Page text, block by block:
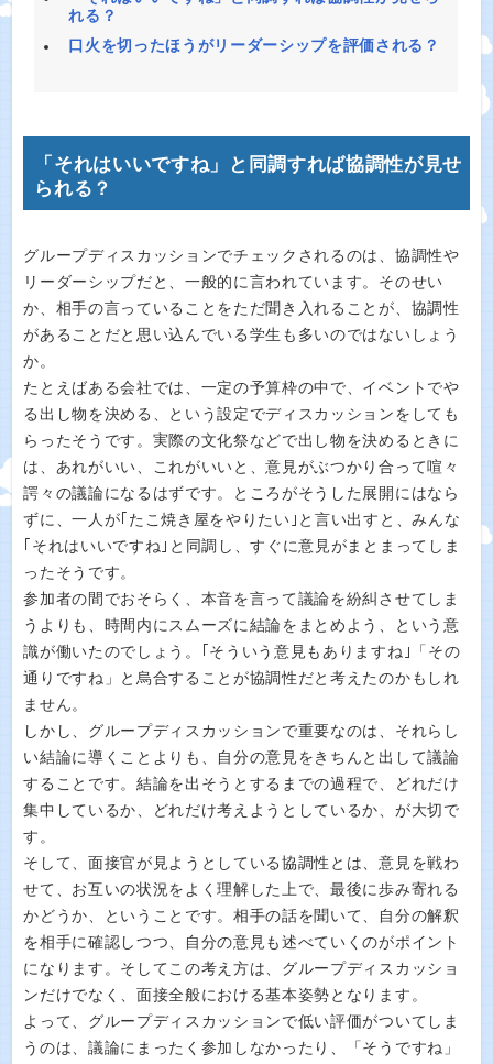
れる？
口火を切ったほうがリーダーシップを評価される？
「それはいいですね」と同調すれば協調性が見せ
られる？
グループディスカッションでチェックされるのは、協調性や
リーダーシップだと、一般的に言われています。そのせい
か、相手の言っていることをただ聞き入れることが、協調性
があることだと思い込んでいる学生も多いのではないしょう
か。
たとえばある会社では、一定の予算枠の中で、イベントでや
る出し物を決める、という設定でディスカッションをしても
らったそうです。実際の文化祭などで出し物を決めるときに
は、あれがいい、これがいいと、意見がぶつかり合って喧々
諤々の議論になるはずです。ところがそうした展開にはなら
ずに、一人が｢たこ焼き屋をやりたい｣と言い出すと、みんな
｢それはいいですね｣と同調し、すぐに意見がまとまってしま
ったそうです。
参加者の間でおそらく、本音を言って議論を紛糾させてしま
うよりも、時間内にスムーズに結論をまとめよう、という意
識が働いたのでしょう。｢そういう意見もありますね｣「その
通りですね」と烏合することが協調性だと考えたのかもしれ
ません。
しかし、グループディスカッションで重要なのは、それらし
い結論に導くことよりも、自分の意見をきちんと出して議論
することです。結論を出そうとするまでの過程で、どれだけ
集中しているか、どれだけ考えようとしているか、が大切で
す。
そして、面接官が見ようとしている協調性とは、意見を戦わ
せて、お互いの状況をよく理解した上で、最後に歩み寄れる
かどうか、ということです。相手の話を聞いて、自分の解釈
を相手に確認しつつ、自分の意見も述べていくのがポイント
になります。そしてこの考え方は、グループディスカッショ
ンだけでなく、面接全般における基本姿勢となります。
よって、グループディスカッションで低い評価がついてしま
うのは、議論にまったく参加しなかったり、「そうですね」